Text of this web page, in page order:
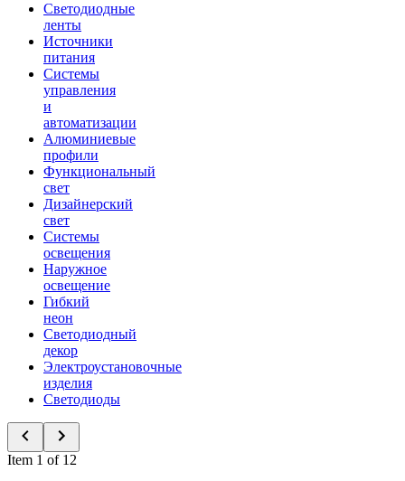
Светодиодные
ленты
Источники
питания
Системы
управления
и
автоматизации
Алюминиевые
профили
Функциональный
свет
Дизайнерский
свет
Системы
освещения
Наружное
освещение
Гибкий
неон
Светодиодный
декор
Электроустановочные
изделия
Светодиоды
Item 1 of 12